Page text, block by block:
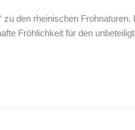
den rheinischen
Fröhlichkeit für den